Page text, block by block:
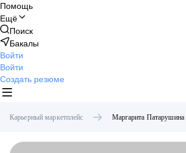
Помощь
Ещё
Поиск
Бакалы
Войти
Войти
Создать резюме
Карьерный маркетплейс Маргарита Патарушина